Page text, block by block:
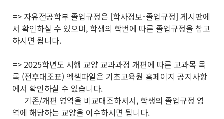
=> 자유전공학부 졸업규정은 [학사정보-졸업규정] 게시판에
서 확인하실 수 있으며, 학생의 학번에 따른 졸업규정을 참고
하시면 됩니다.
=> 2025학년도 시행 교양 교과과정 개편에 따른 교과목 목
록 (전후대조표) 엑셀파일은 기초교육원 홈페이지 공지사항
에서 확인하실 수 있습니다.
기존/개편 영역을 비교대조하셔서, 학생의 졸업규정 영
역에 해당하는 교양을 이수하시면 됩니다.